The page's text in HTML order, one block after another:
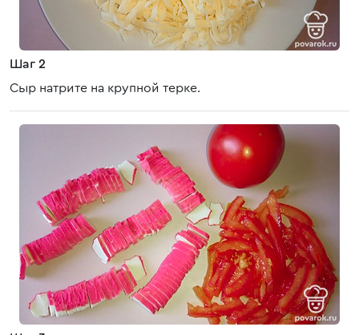
Шаг 2
Сыр натрите на крупной терке.